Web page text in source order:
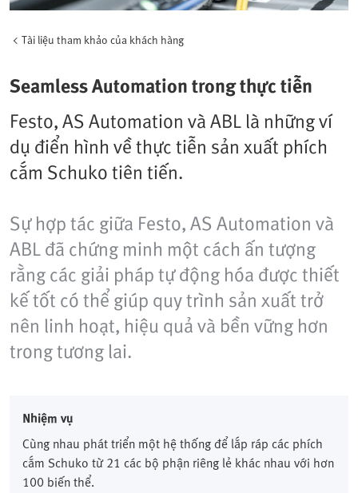
Tài liệu tham khảo của khách hàng
Seamless Automation trong thực tiễn
Festo, AS Automation và ABL là những ví
dụ điển hình về thực tiễn sản xuất phích
cắm Schuko tiên tiến.
Sự hợp tác giữa Festo, AS Automation và
ABL đã chứng minh một cách ấn tượng
rằng các giải pháp tự động hóa được thiết
kế tốt có thể giúp quy trình sản xuất trở
nên linh hoạt, hiệu quả và bền vững hơn
trong tương lai.
Nhiệm vụ
Cùng nhau phát triển một hệ thống để lắp ráp các phích
cắm Schuko từ 21 các bộ phận riêng lẻ khác nhau với hơn
100 biến thể.